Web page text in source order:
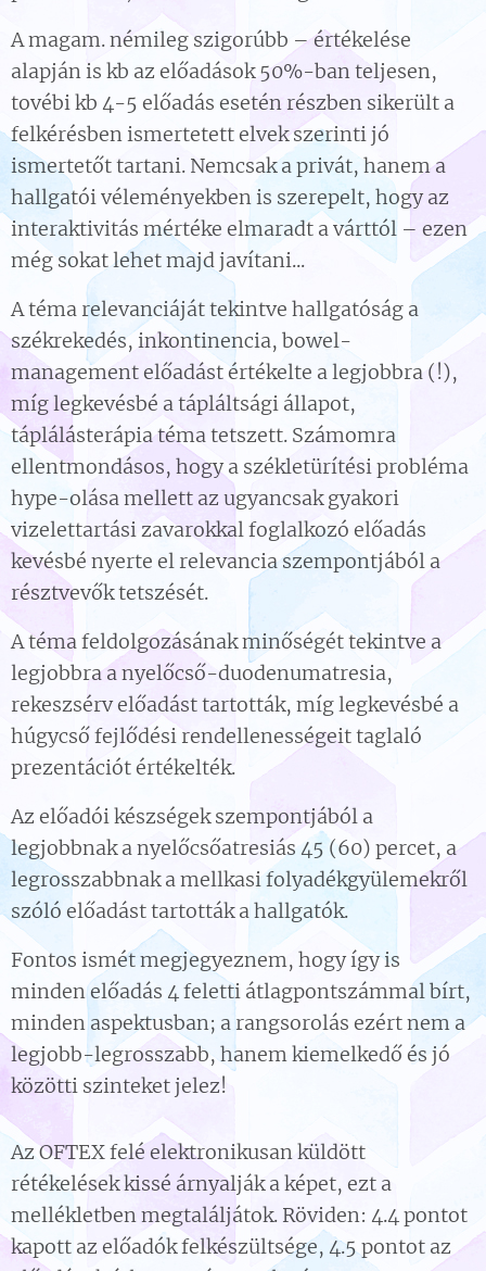
A magam. némileg szigorúbb – értékelése
alapján is kb az előadások 50%-ban teljesen,
tovébi kb 4-5 előadás esetén részben sikerült a
felkérésben ismertetett elvek szerinti jó
ismertetőt tartani. Nemcsak a privát, hanem a
hallgatói véleményekben is szerepelt, hogy az
interaktivitás mértéke elmaradt a várttól – ezen
még sokat lehet majd javítani...
A téma relevanciáját tekintve hallgatóság a
székrekedés, inkontinencia, bowel-
management előadást értékelte a legjobbra (!),
míg legkevésbé a tápláltsági állapot,
táplálásterápia téma tetszett. Számomra
ellentmondásos, hogy a székletürítési probléma
hype-olása mellett az ugyancsak gyakori
vizelettartási zavarokkal foglalkozó előadás
kevésbé nyerte el relevancia szempontjából a
résztvevők tetszését.
A téma feldolgozásának minőségét tekintve a
legjobbra a nyelőcső-duodenumatresia,
rekeszsérv előadást tartották, míg legkevésbé a
húgycső fejlődési rendellenességeit taglaló
prezentációt értékelték.
Az előadói készségek szempontjából a
legjobbnak a nyelőcsőatresiás 45 (60) percet, a
legrosszabbnak a mellkasi folyadékgyülemekről
szóló előadást tartották a hallgatók.
Fontos ismét megjegyeznem, hogy így is
minden előadás 4 feletti átlagpontszámmal bírt,
minden aspektusban; a rangsorolás ezért nem a
legjobb-legrosszabb, hanem kiemelkedő és jó
közötti szinteket jelez!
Az OFTEX felé elektronikusan küldött
rétékelések kissé árnyalják a képet, ezt a
mellékletben megtaláljátok. Röviden: 4.4 pontot
kapott az előadók felkészültsége, 4.5 pontot az